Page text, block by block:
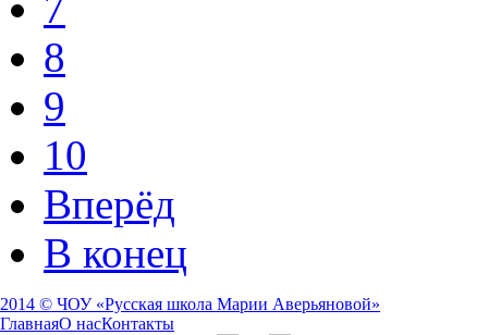
8
9
10
Вперёд
В конец
2014 © ЧОУ «Русская школа Марии Аверьяновой»
ГлавнаяО насКонтакты